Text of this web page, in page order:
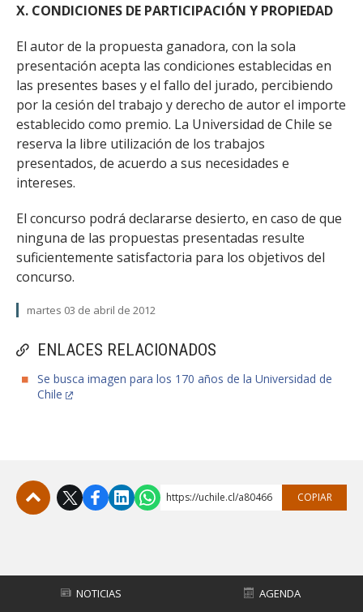
ENLACES RELACIONADOS
Se busca imagen para los 170 años de la Universidad de
Chile
X. CONDICIONES DE PARTICIPACIÓN Y PROPIEDAD
El autor de la propuesta ganadora, con la sola
presentación acepta las condiciones establecidas en
las presentes bases y el fallo del jurado, percibiendo
por la cesión del trabajo y derecho de autor el importe
establecido como pre­mio. La Universidad de Chile se
reserva la libre utilización de los trabajos
presentados, de acuerdo a sus necesidades e
intereses.
El concurso podrá declararse desierto, en caso de que
ninguna de las propuestas presentadas resulte
suficientemen­te satisfactoria para los objetivos del
concurso.
martes 03 de abril de 2012
https://uchile.cl/a80466 COPIAR
NOTICIAS AGENDA